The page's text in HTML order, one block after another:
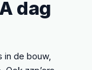
dag
in de bouw,